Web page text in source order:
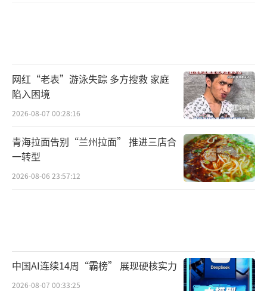
网红“老表”游泳失踪 多方搜救 家庭
陷入困境
2026-08-07 00:28:16
青海拉面告别“兰州拉面” 推进三店合
一转型
2026-08-06 23:57:12
中国AI连续14周“霸榜” 展现硬核实力
2026-08-07 00:33:25